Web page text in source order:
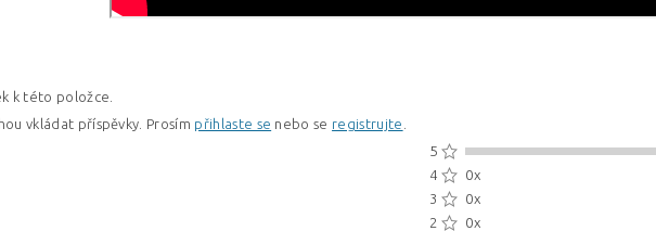
k této položce.
vkládat příspěvky. Prosím přihlaste se nebo se registrujte
5
4
0x
3
0x
2
0x